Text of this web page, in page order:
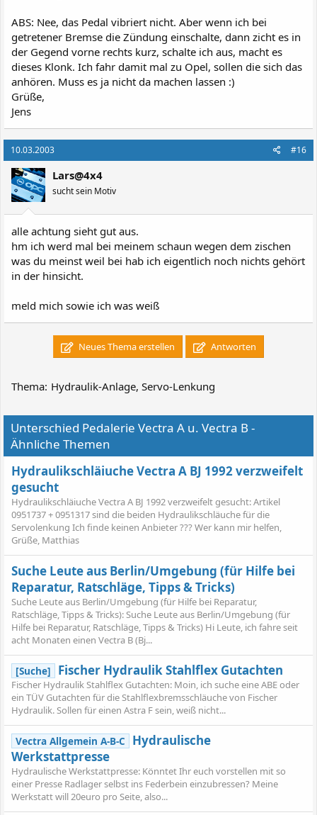
ABS: Nee, das Pedal vibriert nicht. Aber wenn ich bei
getretener Bremse die Zündung einschalte, dann zicht es in
der Gegend vorne rechts kurz, schalte ich aus, macht es
dieses Klonk. Ich fahr damit mal zu Opel, sollen die sich das
anhören. Muss es ja nicht da machen lassen :)
Grüße,
Jens
10.03.2003 #16
Lars@4x4
sucht sein Motiv
alle achtung sieht gut aus.
hm ich werd mal bei meinem schaun wegen dem zischen
was du meinst weil bei hab ich eigentlich noch nichts gehört
in der hinsicht.
meld mich sowie ich was weiß
Neues Thema erstellen Antworten
Thema: Hydraulik-Anlage, Servo-Lenkung
Unterschied Pedalerie Vectra A u. Vectra B -
Ähnliche Themen
Hydraulikschläiuche Vectra A BJ 1992 verzweifelt
gesucht
Hydraulikschläiuche Vectra A BJ 1992 verzweifelt gesucht: Artikel
0951737 + 0951317 sind die beiden Hydraulikschläuche für die
Servolenkung Ich finde keinen Anbieter ??? Wer kann mir helfen,
Grüße, Matthias
Suche Leute aus Berlin/Umgebung (für Hilfe bei
Reparatur, Ratschläge, Tipps & Tricks)
Suche Leute aus Berlin/Umgebung (für Hilfe bei Reparatur,
Ratschläge, Tipps & Tricks): Suche Leute aus Berlin/Umgebung (für
Hilfe bei Reparatur, Ratschläge, Tipps & Tricks) Hi Leute, ich fahre seit
acht Monaten einen Vectra B (Bj...
[Suche] Fischer Hydraulik Stahlflex Gutachten
Fischer Hydraulik Stahlflex Gutachten: Moin, ich suche eine ABE oder
ein TÜV Gutachten für die Stahlflexbremsschläuche von Fischer
Hydraulik. Sollen für einen Astra F sein, weiß nicht...
Vectra Allgemein A-B-C
Hydraulische
Werkstattpresse
Hydraulische Werkstattpresse: Könntet Ihr euch vorstellen mit so
einer Presse Radlager selbst ins Federbein einzubressen? Meine
Werkstatt will 20euro pro Seite, also...